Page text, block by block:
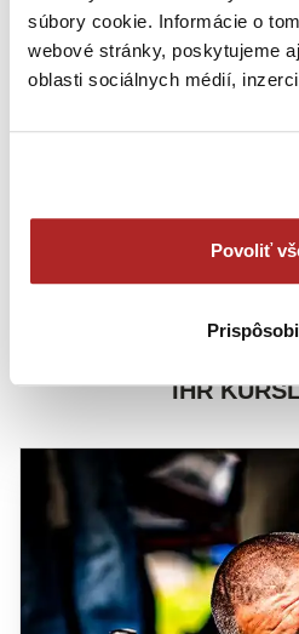
súbory cookie. Informácie o
webové stránky, poskytujeme
oblasti sociálnych médií,
Povoliť
Personen, die wegen eines
Menschenrechte nicht
IHR